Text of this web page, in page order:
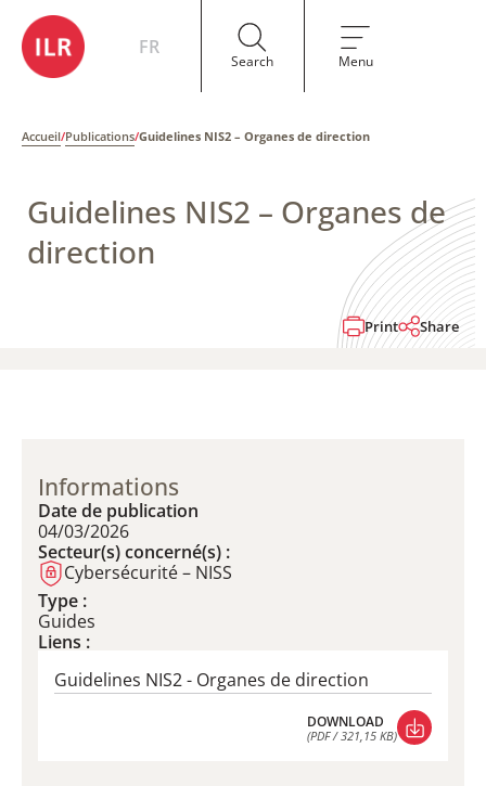
FR
Search Menu
Accueil/Publications/Guidelines NIS2 – Organes de direction
Guidelines NIS2 – Organes de
direction
Print Share
Informations
Date de publication
04/03/2026
Secteur(s) concerné(s) :
Cybersécurité – NISS
Type :
Guides
Liens :
Guidelines NIS2 - Organes de direction
DOWNLOAD
(PDF / 321,15 KB)